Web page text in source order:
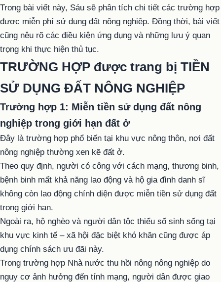
Trong bài viết này, Sáu sẽ phân tích chi tiết các trường hợp
được miễn phí sử dụng đất nông nghiệp. Đồng thời, bài viết
cũng nêu rõ các điều kiện ứng dụng và những lưu ý quan
trọng khi thực hiện thủ tục.
TRƯỜNG HỢP được trang bị TIỀN
SỬ DỤNG ĐẤT NÔNG NGHIỆP
Trường hợp 1: Miễn tiền sử dụng đất nông
nghiệp trong giới hạn đất ở
Đây là trường hợp phổ biến tại khu vực nông thôn, nơi đất
nông nghiệp thường xen kẽ đất ở.
Theo quy định, người có công với cách mạng, thương binh,
bệnh binh mất khả năng lao động và hộ gia đình danh sĩ
không còn lao động chính diện được miễn tiền sử dụng đất
trong giới hạn.
Ngoài ra, hộ nghèo và người dân tộc thiểu số sinh sống tại
khu vực kinh tế – xã hội đặc biệt khó khăn cũng được áp
dụng chính sách ưu đãi này.
Trong trường hợp Nhà nước thu hồi nông nông nghiệp do
nguy cơ ảnh hưởng đến tính mạng, người dân được giao